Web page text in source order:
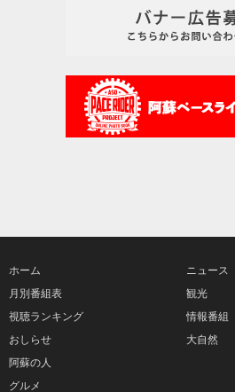
ホーム
月別番組表
視聴ランキング
おしらせ
ニュース
観光
情報番組
大自然
阿蘇の人
グルメ